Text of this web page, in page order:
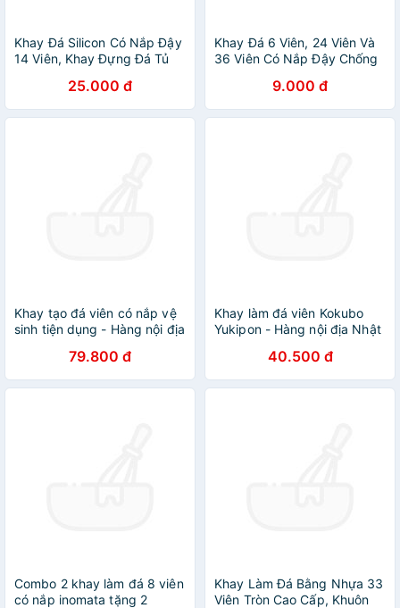
Khay Đá Silicon Có Nắp Đậy
14 Viên, Khay Đựng Đá Tủ
Bảo Quản Chống Mùi Tuyệt
Đối- Hàng Loại 1
25.000 đ
Khay Đá 6 Viên, 24 Viên Và
36 Viên Có Nắp Đậy Chống
Liệu Silicon + Nhựa Pp An
Toàn
9.000 đ
Khay tạo đá viên có nắp vệ
sinh tiện dụng - Hàng nội địa
79.800 đ
Khay làm đá viên Kokubo
Yukipon - Hàng nội địa Nhật
40.500 đ
Combo 2 khay làm đá 8 viên
có nắp inomata tặng 2
Khay Làm Đá Bằng Nhựa 33
Viên Tròn Cao Cấp, Khuôn